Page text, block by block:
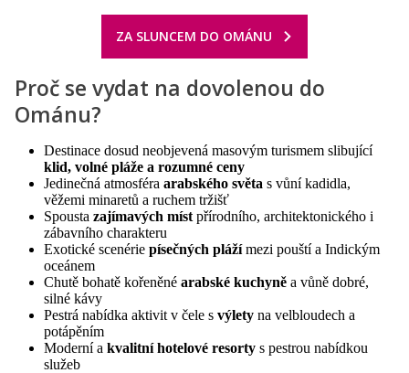
ZA SLUNCEM DO OMÁNU
Proč se vydat na dovolenou do
Ománu?
Destinace dosud neobjevená masovým turismem slibující
klid, volné pláže a rozumné ceny
Jedinečná atmosféra arabského světa s vůní kadidla,
věžemi minaretů a ruchem tržišť
Spousta zajímavých míst přírodního, architektonického i
zábavního charakteru
Exotické scenérie písečných plážímezi pouští a Indickým
oceánem
Chutě bohatě kořeněné arabské kuchyně a vůně dobré,
silné kávy
Pestrá nabídka aktivit v čele s výlety na velbloudech a
potápěním
Moderní a kvalitní hotelové resorty s pestrou nabídkou
služeb